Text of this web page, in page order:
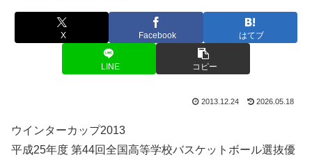
X Facebook はてブ
LINE コピー
2013.12.24 2026.05.18
ウインターカップ2013
平成25年度 第44回全国高等学校バスケットボール選抜優